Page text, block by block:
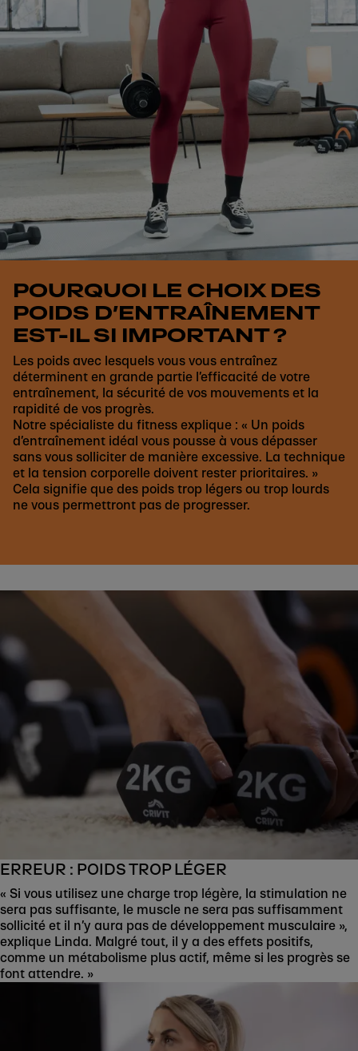
POURQUOI LE CHOIX DES
POIDS D’ENTRAÎNEMENT
EST-IL SI IMPORTANT ?
Les poids avec lesquels vous vous entraînez
déterminent en grande partie l’efficacité de votre
entraînement, la sécurité de vos mouvements et la
rapidité de vos progrès.
Notre spécialiste du fitness explique : « Un poids
d’entraînement idéal vous pousse à vous dépasser
sans vous solliciter de manière excessive. La technique
et la tension corporelle doivent rester prioritaires. »
Cela signifie que des poids trop légers ou trop lourds
ne vous permettront pas de progresser.
ERREUR : POIDS TROP LÉGER
« Si vous utilisez une charge trop légère, la stimulation ne
sera pas suffisante, le muscle ne sera pas suffisamment
sollicité et il n’y aura pas de développement musculaire »,
explique Linda. Malgré tout, il y a des effets positifs,
comme un métabolisme plus actif, même si les progrès se
font attendre. »